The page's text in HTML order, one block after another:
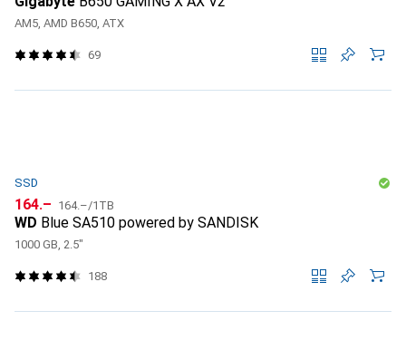
AM5, AMD B650, ATX
69
SSD
CHF
164.– CHF
164.–/1TB
WD Blue SA510 powered by SANDISK
1000 GB, 2.5"
188